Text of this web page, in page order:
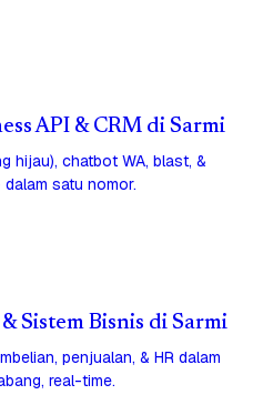
API & CRM di Sarmi
hijau), chatbot WA, blast, &
satu nomor.
Sistem Bisnis di Sarmi
penjualan, & HR dalam
real-time.